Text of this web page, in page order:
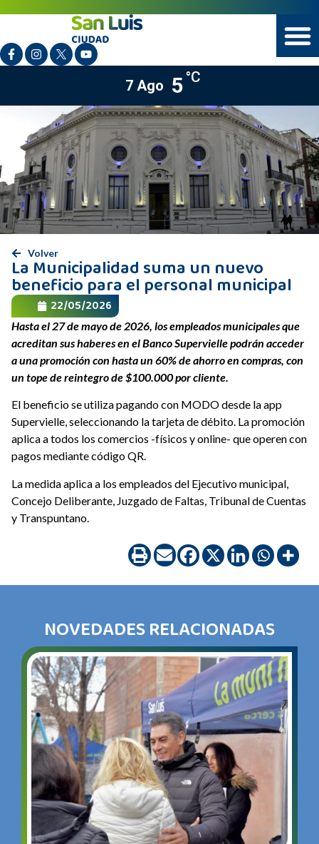
7 Ago 5°C
Volver
La Municipalidad suma un nuevo
beneficio para el personal municipal
22/05/2026
Hasta el 27 de mayo de 2026, los empleados municipales que
acreditan sus haberes en el Banco Supervielle podrán acceder
a una promoción con hasta un 60% de ahorro en compras, con
un tope de reintegro de $100.000 por cliente.
El beneficio se utiliza pagando con MODO desde la app
Supervielle, seleccionando la tarjeta de débito. La promoción
aplica a todos los comercios -físicos y online- que operen con
pagos mediante código QR.
La medida aplica a los empleados del Ejecutivo municipal,
Concejo Deliberante, Juzgado de Faltas, Tribunal de Cuentas
y Transpuntano.
NOVEDADES RELACIONADAS